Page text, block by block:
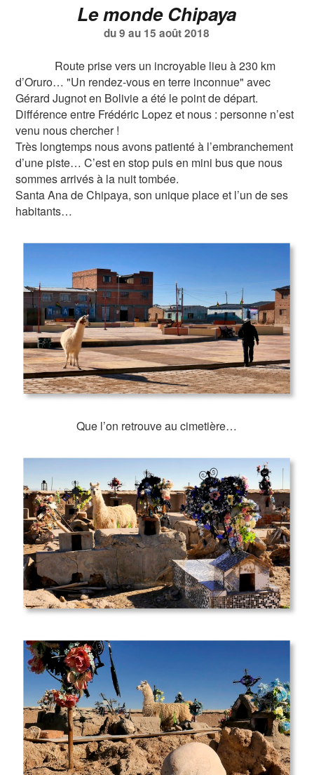
Le monde Chipaya
du 9 au 15 août 2018
Route prise vers un incroyable lieu à 230 km
d’Oruro… "Un rendez-vous en terre inconnue" avec
Gérard Jugnot en Bolivie a été le point de départ.
Différence entre Frédéric Lopez et nous : personne n’est
venu nous chercher !
Très longtemps nous avons patienté à l’embranchement
d’une piste… C’est en stop puis en mini bus que nous
sommes arrivés à la nuit tombée.
Santa Ana de Chipaya, son unique place et l’un de ses
habitants…
Que l’on retrouve au cimetière…